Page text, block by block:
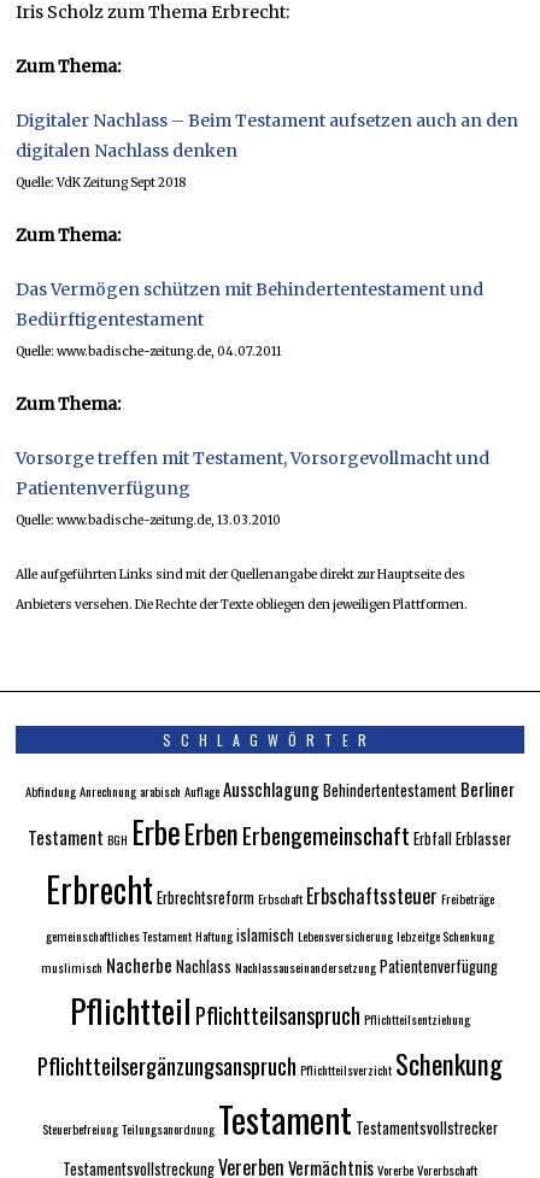
Iris Scholz zum Thema Erbrecht:
Zum Thema:
Digitaler Nachlass – Beim Testament aufsetzen auch an den
digitalen Nachlass denken
Quelle: VdK Zeitung Sept 2018
Zum Thema:
Das Vermögen schützen mit Behindertentestament und
Bedürftigentestament
Quelle: www.badische-zeitung.de, 04.07.2011
Zum Thema:
Vorsorge treffen mit Testament, Vorsorgevollmacht und
Patientenverfügung
Quelle: www.badische-zeitung.de, 13.03.2010
Alle aufgeführten Links sind mit der Quellenangabe direkt zur Hauptseite des
Anbieters versehen. Die Rechte der Texte obliegen den jeweiligen Plattformen.
SCHLAGWÖRTER
AbfindungAnrechnungarabisch AuflageAusschlagungBehindertentestament Berliner
Testament BGH ErbeErbenErbengemeinschaft ErbfallErblasser
Erbrecht ErbrechtsreformErbschaft Erbschaftssteuer Freibeträge
gemeinschaftliches TestamentHaftungislamischLebensversicherunglebzeitge Schenkung
muslimisch Nacherbe Nachlass NachlassauseinandersetzungPatientenverfügung
Pflichtteil Pflichtteilsanspruch Pflichtteilsentziehung
Pflichtteilsergänzungsanspruch Pflichtteilsverzicht Schenkung
SteuerbefreiungTeilungsanordnung Testament Testamentsvollstrecker
TestamentsvollstreckungVererbenVermächtnisVorerbeVorerbschaft